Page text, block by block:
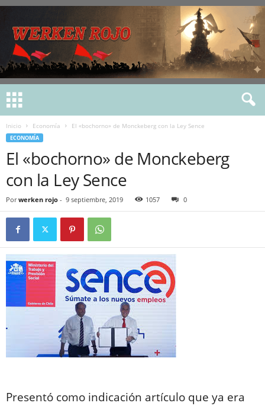
Inicio Economía El «bochorno» de Monckeberg con la Ley Sence
ECONOMÍA
El «bochorno» de Monckeberg
con la Ley Sence
Por werken rojo - 9 septiembre, 2019 1057 0
Presentó como indicación artículo que ya era